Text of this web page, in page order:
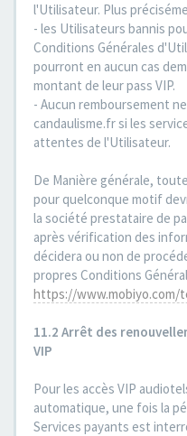
l'Utilisateur. Plus
- les Utilisateurs bannis
Conditions Générales
pourront en aucun cas
montant de leur pass VIP.
- Aucun remboursement
candaulisme.fr si les
attentes de l'Utilisateur.
De Manière générale,
pour quelconque motif
la société prestataire de
après vérification des
décidera ou non de
propres Conditions
https://www.mobiyo.com/
11.2 Arrêt des
VIP
Pour les accès VIP
automatique, une fois la
Services payants est